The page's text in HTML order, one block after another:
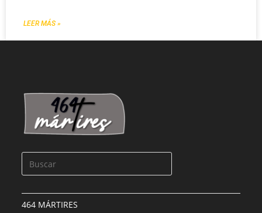
LEER MÁS »
464 MÁRTIRES